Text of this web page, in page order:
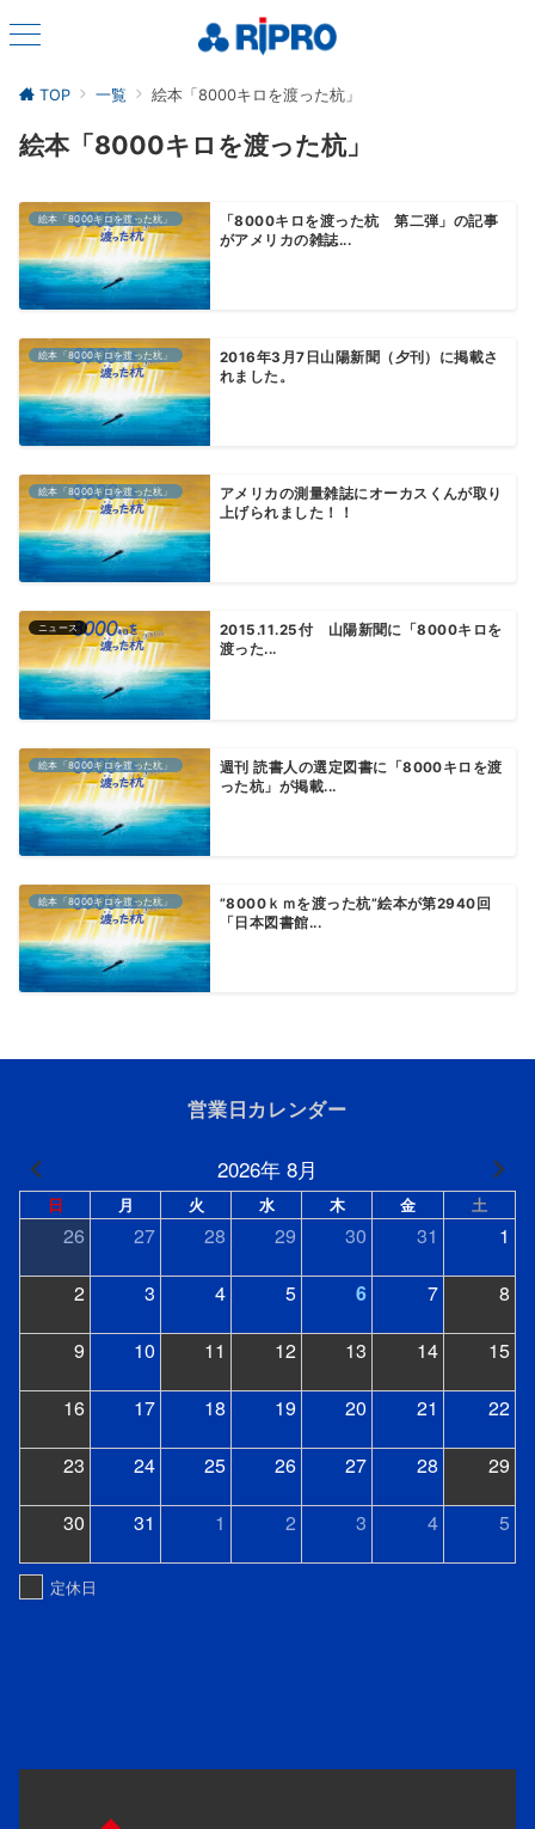
TOP 一覧 絵本「8000キロを渡った杭」
絵本「8000キロを渡った杭」
絵本「8000キロを渡った杭」
「8000キロを渡った杭 第二弾」の記事
がアメリカの雑誌...
絵本「8000キロを渡った杭」
2016年3月7日山陽新聞（夕刊）に掲載さ
れました。
絵本「8000キロを渡った杭」
アメリカの測量雑誌にオーカスくんが取り
上げられました！！
ニュース
2015.11.25付 山陽新聞に「8000キロを
渡った...
絵本「8000キロを渡った杭」
週刊 読書人の選定図書に「8000キロを渡
った杭」が掲載...
絵本「8000キロを渡った杭」
”8000ｋｍを渡った杭”絵本が第2940回
「日本図書館...
営業日カレンダー
2026年 8月
日 月 火 水 木 金 土
26 27 28 29 30 31 1
2 3 4 5 6 7 8
9 10 11 12 13 14 15
16 17 18 19 20 21 22
23 24 25 26 27 28 29
30 31 1 2 3 4 5
定休日